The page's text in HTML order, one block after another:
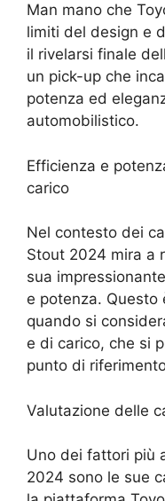
Man mano che
limiti del design e
il rivelarsi finale
un pick-up che
potenza ed
automobilistico.
Efficienza e
carico
Nel contesto dei
Stout 2024 mira a
sua
e potenza.
quando si
e di carico, che si
punto di
Valutazione delle
Uno dei fattori più
2024 sono le sue